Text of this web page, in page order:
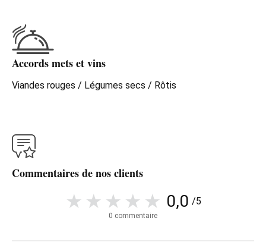
Accords mets et vins
Viandes rouges / Légumes secs / Rôtis
Commentaires de nos clients
0,0 /5
0 commentaire